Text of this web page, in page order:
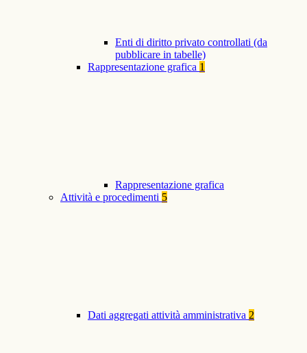
Enti di diritto privato controllati (da
pubblicare in tabelle)
Rappresentazione grafica 1
Rappresentazione grafica
Attività e procedimenti 5
Dati aggregati attività amministrativa 2